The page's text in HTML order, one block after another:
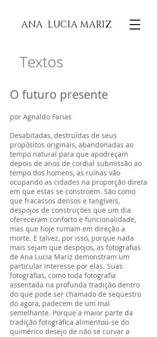
ANA LUCIA MARIZ
Textos
O futuro presente
por Agnaldo Farias
Desabitadas, destruídas de seus
propósitos originais, abandonadas ao
tempo natural para que apodreçam
depois de anos de cordial submissão ao
tempo dos homens, as ruínas vão
ocupando as cidades na proporção direta
em que estas se constroem. São como
que fracassos densos e tangíveis,
despojos de construções que um dia
ofereceram conforto e funcionalidade,
mas que hoje rumam em direção a
morte. E talvez, por isso, porque nada
mais sejam que despojos, as fotografias
de Ana Lucia Mariz demonstram um
particular interesse por elas. Suas
fotografias, como toda fotografia
assentada na profunda tradição dentro
do que pode ser chamado de seqüestro
do agora, padecem de um mal
semelhante. Porque a maior parte da
tradição fotográfica alimentou-se do
quimérico desejo de não se curvar a